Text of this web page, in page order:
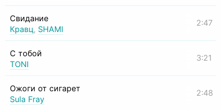
Свидание
Кравц, SHAMI
2:47
С тобой
TONI
3:21
Ожоги от сигарет
Sula Fray
2:48